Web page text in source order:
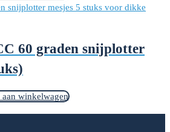
60 graden snijplotter
aan winkelwagen